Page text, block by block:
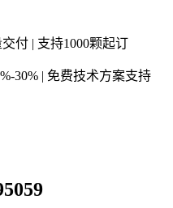
付 | 支持1000颗起订
30% | 免费技术方案支持